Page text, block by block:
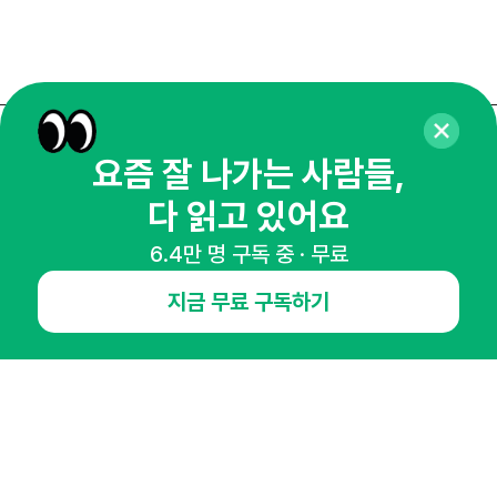
매주 화요일 아침,
마케팅 감각을 깨워 드릴게요!
65,043명의 마케터를 성장시키는 뉴스레터
요즘 잘 나가는 사람들,
다 읽고 있어요
6.4만 명 구독 중 · 무료
지금 무료 구독하기